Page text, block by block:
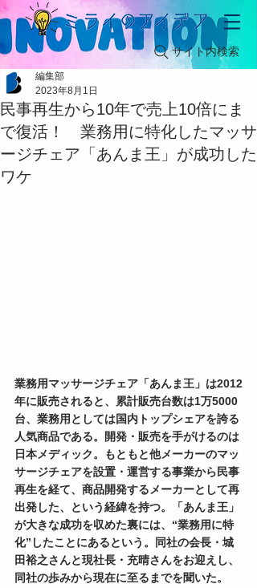
サイト内検索
民事再生から10年で売上10倍にま
で復活！ 業務用に特化したマッサ
ージチェア「あんま王」が成功した
ワケ
編集部
2023年8月1日
業務用マッサージチェア「あんま王」は2012
年に販売されると、累計販売台数は1万5000
台、業務用としては国内トップシェアを誇る
人気商品である。開発・販売を手がけるのは
日本メディック。もともと他メーカーのマッ
サージチェアを設置・運営する事業から民事
再生を経て、商品開発するメーカーとして再
出発した、という経緯を持つ。「あんま王」
が大きな成功を収めた裏には、“業務用に特
化”したことにあるという。同社の会長・城
田裕之さんと現社長・充晴さんをお迎えし、
同社の歩みから現在に至るまでを聞いた。